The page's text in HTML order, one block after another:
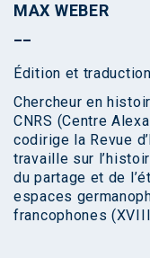
MAX WEBER
Édition et
Chercheur en
CNRS (Centre
codirige la Revue
travaille sur
du partage et de
espaces
francophones